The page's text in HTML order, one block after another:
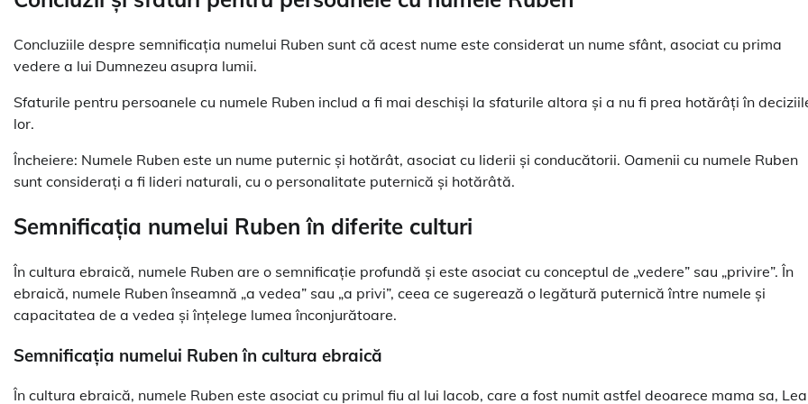
Concluziile despre semnificația numelui Ruben sunt că acest nume este considerat un nume sfânt, asociat cu prima
vedere a lui Dumnezeu asupra lumii.
Sfaturile pentru persoanele cu numele Ruben includ a fi mai deschiși la sfaturile altora și a nu fi prea hotărâți în
lor.
Încheiere: Numele Ruben este un nume puternic și hotărât, asociat cu liderii și conducătorii. Oamenii cu numele Ruben
sunt considerați a fi lideri naturali, cu o personalitate puternică și hotărâtă.
Semnificația numelui Ruben în diferite culturi
În cultura ebraică, numele Ruben are o semnificație profundă și este asociat cu conceptul de „vedere” sau „privire”. În
ebraică, numele Ruben înseamnă „a vedea” sau „a privi”, ceea ce sugerează o legătură puternică între numele și
capacitatea de a vedea și înțelege lumea înconjurătoare.
Semnificația numelui Ruben în cultura ebraică
În cultura ebraică, numele Ruben este asociat cu primul fiu al lui Iacob, care a fost numit astfel deoarece mama sa,